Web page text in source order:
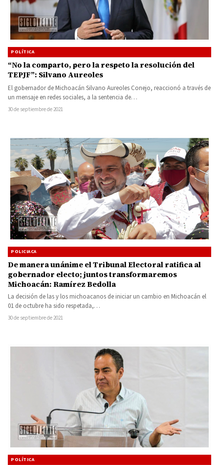
POLÍTICA
“No la comparto, pero la respeto la resolución del
TEPJF”: Silvano Aureoles
El gobernador de Michoacán Silvano Aureoles Conejo, reaccionó a través de
un mensaje en redes sociales, a la sentencia de…
30 de septiembre de 2021
POLICIACA
De manera unánime el Tribunal Electoral ratifica al
gobernador electo; juntos transformaremos
Michoacán: Ramírez Bedolla
La decisión de las y los michoacanos de iniciar un cambio en Michoacán el
01 de octubre ha sido respetada,…
30 de septiembre de 2021
POLÍTICA